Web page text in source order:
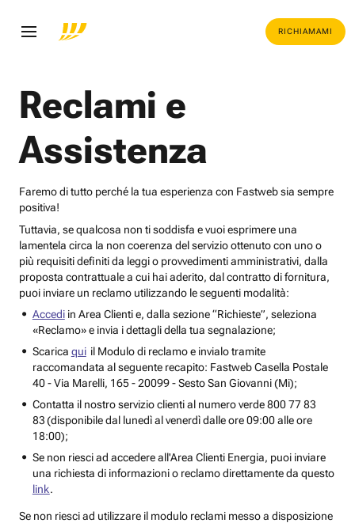
RICHIAMAMI
Reclami e
Assistenza
Faremo di tutto perché la tua esperienza con Fastweb sia sempre
positiva!
Tuttavia, se qualcosa non ti soddisfa e vuoi esprimere una
lamentela circa la non coerenza del servizio ottenuto con uno o
più requisiti definiti da leggi o provvedimenti amministrativi, dalla
proposta contrattuale a cui hai aderito, dal contratto di fornitura,
puoi inviare un reclamo utilizzando le seguenti modalità:
Accediin Area Clienti e, dalla sezione “Richieste”, seleziona
«Reclamo» e invia i dettagli della tua segnalazione;
Scarica quiil Modulo di reclamo e invialo tramite
raccomandata al seguente recapito: Fastweb Casella Postale
40 - Via Marelli, 165 - 20099 - Sesto San Giovanni (Mi);
Contatta il nostro servizio clienti al numero verde 800 77 83
83 (disponibile dal lunedì al venerdì dalle ore 09:00 alle ore
18:00);
Se non riesci ad accedere all'Area Clienti Energia, puoi inviare
una richiesta di informazioni o reclamo direttamente da questo
link.
Se non riesci ad utilizzare il modulo reclami messo a disposizione